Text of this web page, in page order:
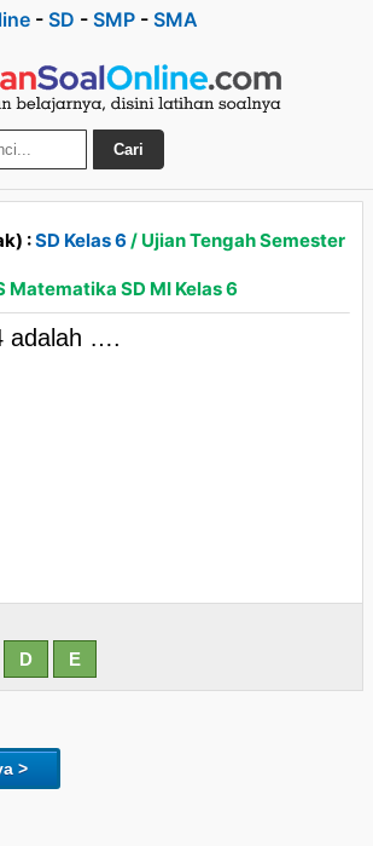
- SD - SMP - SMA
Cari
:SD Kelas 6 / Ujian Tengah Semester
Matematika SD MI Kelas 6
adalah ….
>